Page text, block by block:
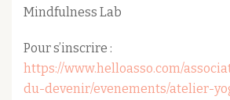
Mindfulness Lab
Pour s’inscrire :
https://www.helloasso.com/
du-devenir/evenements/atelier-